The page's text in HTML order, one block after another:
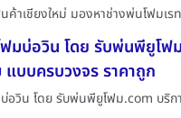
าเชียงใหม่ มองหาช่างพ่นโฟมเร
มบ่อวิน โดย รับพ่นพียูโฟ
บบครบวงจร ราคาถูก
อวิน โดย รับพ่นพียูโฟม.com บริ